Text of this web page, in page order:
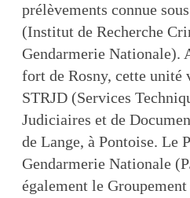
prélèvements connue
(Institut de Recherche
Gendarmerie Nationale).
fort de Rosny, cette unité
STRJD (Services
Judiciaires et de
de Lange, à Pontoise. Le
Gendarmerie Nationale
également le